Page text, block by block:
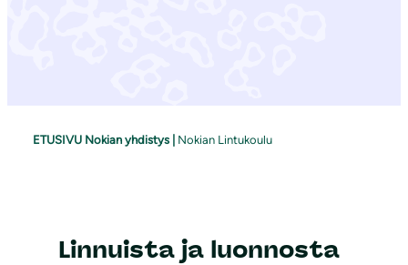
ETUSIVU Nokian yhdistys Nokian Lintukoulu
Linnuista ja luonnosta